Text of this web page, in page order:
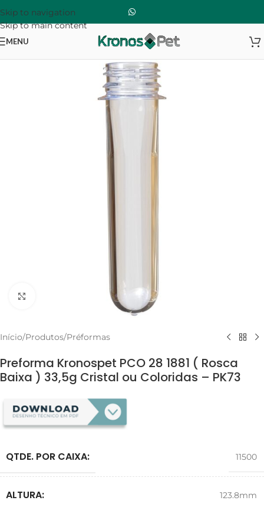
Skip to navigation
Skip to main content
MENU
Clique para ampliar
Início/Produtos/Préformas
Preforma Kronospet PCO 28 1881 ( Rosca
Baixa ) 33,5g Cristal ou Coloridas – PK73
QTDE. POR CAIXA: 11500
ALTURA: 123.8mm